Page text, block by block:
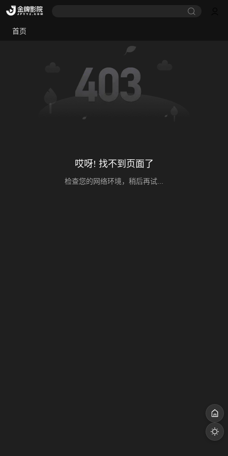
首页
哎呀! 找不到页面了
检查您的网络环境，稍后再试...